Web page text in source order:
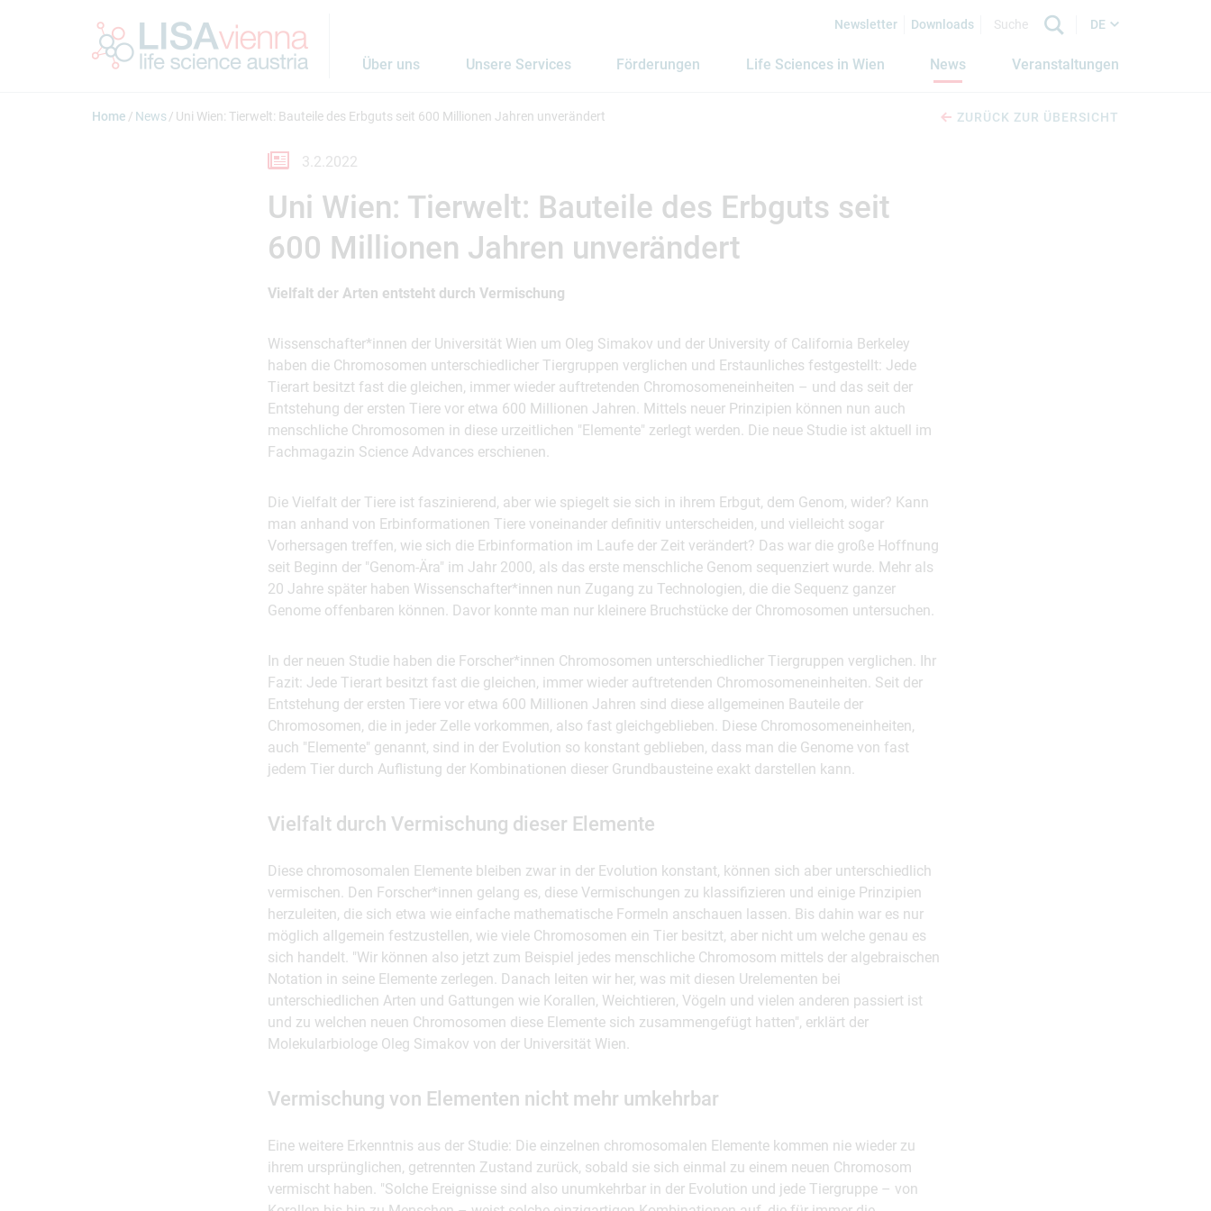
Newsletter Downloads DE
Über uns Unsere Services Förderungen Life Sciences in Wien News Veranstaltungen
Home News Uni Wien: Tierwelt: Bauteile des Erbguts seit 600 Millionen Jahren unverändert ZURÜCK ZUR ÜBERSICHT
3.2.2022
Uni Wien: Tierwelt: Bauteile des Erbguts seit
600 Millionen Jahren unverändert
Vielfalt der Arten entsteht durch Vermischung
Wissenschafter*innen der Universität Wien um Oleg Simakov und der University of California Berkeley
haben die Chromosomen unterschiedlicher Tiergruppen verglichen und Erstaunliches festgestellt: Jede
Tierart besitzt fast die gleichen, immer wieder auftretenden Chromosomeneinheiten – und das seit der
Entstehung der ersten Tiere vor etwa 600 Millionen Jahren. Mittels neuer Prinzipien können nun auch
menschliche Chromosomen in diese urzeitlichen "Elemente" zerlegt werden. Die neue Studie ist aktuell im
Fachmagazin Science Advances erschienen.
Die Vielfalt der Tiere ist faszinierend, aber wie spiegelt sie sich in ihrem Erbgut, dem Genom, wider? Kann
man anhand von Erbinformationen Tiere voneinander definitiv unterscheiden, und vielleicht sogar
Vorhersagen treffen, wie sich die Erbinformation im Laufe der Zeit verändert? Das war die große Hoffnung
seit Beginn der "Genom-Ära" im Jahr 2000, als das erste menschliche Genom sequenziert wurde. Mehr als
20 Jahre später haben Wissenschafter*innen nun Zugang zu Technologien, die die Sequenz ganzer
Genome offenbaren können. Davor konnte man nur kleinere Bruchstücke der Chromosomen untersuchen.
In der neuen Studie haben die Forscher*innen Chromosomen unterschiedlicher Tiergruppen verglichen. Ihr
Fazit: Jede Tierart besitzt fast die gleichen, immer wieder auftretenden Chromosomeneinheiten. Seit der
Entstehung der ersten Tiere vor etwa 600 Millionen Jahren sind diese allgemeinen Bauteile der
Chromosomen, die in jeder Zelle vorkommen, also fast gleichgeblieben. Diese Chromosomeneinheiten,
auch "Elemente" genannt, sind in der Evolution so konstant geblieben, dass man die Genome von fast
jedem Tier durch Auflistung der Kombinationen dieser Grundbausteine exakt darstellen kann.
Vielfalt durch Vermischung dieser Elemente
Diese chromosomalen Elemente bleiben zwar in der Evolution konstant, können sich aber unterschiedlich
vermischen. Den Forscher*innen gelang es, diese Vermischungen zu klassifizieren und einige Prinzipien
herzuleiten, die sich etwa wie einfache mathematische Formeln anschauen lassen. Bis dahin war es nur
möglich allgemein festzustellen, wie viele Chromosomen ein Tier besitzt, aber nicht um welche genau es
sich handelt. "Wir können also jetzt zum Beispiel jedes menschliche Chromosom mittels der algebraischen
Notation in seine Elemente zerlegen. Danach leiten wir her, was mit diesen Urelementen bei
unterschiedlichen Arten und Gattungen wie Korallen, Weichtieren, Vögeln und vielen anderen passiert ist
und zu welchen neuen Chromosomen diese Elemente sich zusammengefügt hatten", erklärt der
Molekularbiologe Oleg Simakov von der Universität Wien.
Vermischung von Elementen nicht mehr umkehrbar
Eine weitere Erkenntnis aus der Studie: Die einzelnen chromosomalen Elemente kommen nie wieder zu
ihrem ursprünglichen, getrennten Zustand zurück, sobald sie sich einmal zu einem neuen Chromosom
vermischt haben. "Solche Ereignisse sind also unumkehrbar in der Evolution und jede Tiergruppe – von